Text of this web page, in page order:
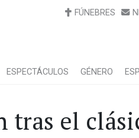
FÚNEBRES
ESPECTÁCULOS GÉNERO
tras el